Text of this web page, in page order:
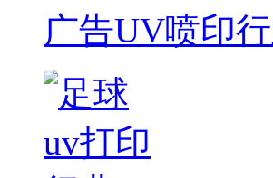
广告UV喷印